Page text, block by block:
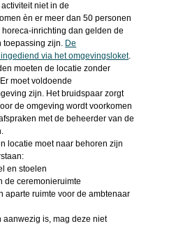
niet in de
èn er meer dan 50 personen
inrichting dan gelden de
toepassing zijn. De
via het omgevingsloket.
moeten de locatie zonder
moet voldoende
zijn. Het bruidspaar zorgt
de omgeving wordt voorkomen
met de beheerder van de
locatie moet naar behoren zijn
en stoelen
de ceremonieruimte
aparte ruimte voor de ambtenaar
is, mag deze niet